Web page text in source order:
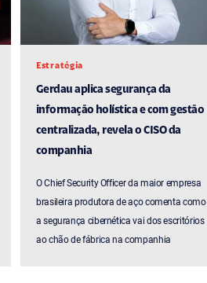
Estratégia
Gerdau aplica segurança da
informação holística e com gestão
centralizada, revela o CISO da
companhia
O Chief Security Officer da maior empresa
brasileira produtora de aço comenta como
a segurança cibernética vai dos escritórios
ao chão de fábrica na companhia